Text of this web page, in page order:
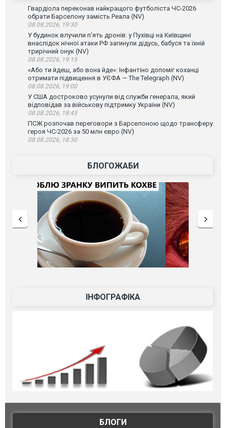
Гвардіола переконав найкращого футболіста ЧС-2026
обрати Барселону замість Реала (NV)
08.08.2026, 19:30
У будинок влучили п’ять дронів: у Пухівці на Київщині
внаслідок нічної атаки РФ загинули дідусь, бабуся та їхній
трирічний онук (NV)
08.08.2026, 19:15
«Або ти йдеш, або вона йде»: Інфантіно допоміг коханці
отримати підвищення в УЄФА — The Telegraph (NV)
08.08.2026, 19:00
У США достроково усунули від служби генерала, який
відповідав за військову підтримку України (NV)
08.08.2026, 18:45
ПСЖ розпочав переговори з Барселоною щодо трансферу
героя ЧС-2026 за 50 млн євро (NV)
08.08.2026, 18:30
БЛОГОЖАБИ
ІНФОГРАФІКА
БЛОГИ